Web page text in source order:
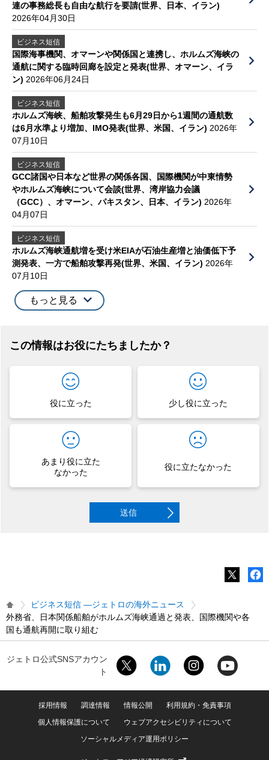
連の事務総長も自由な航行を要請(世界、日本、イラン)
2026年04月30日
ビジネス短信
国際海事機関、オマーンや関係国と連携し、ホルムズ海峡の
通航に関する臨時回廊を設定と発表(世界、オマーン、イラ
ン) 2026年06月24日
ビジネス短信
ホルムズ海峡、船舶攻撃発生も6月29日から1週間の通航数
は6月水準より増加、IMO発表(世界、米国、イラン) 2026年
07月10日
ビジネス短信
GCC諸国や日本など世界の関係各国、国際機関が中東情勢
やホルムズ海峡について会談(世界、湾岸協力会議
（GCC）、オマーン、パキスタン、日本、イラン) 2026年
04月07日
ビジネス短信
ホルムズ海峡通航増を受け米EIAが石油生産増と油価低下予
測発表、一方で船舶攻撃再発(世界、米国、イラン) 2026年
07月10日
もっと見る
この情報はお役にたちましたか？
役に立った 少し役に立った
あまり役に立た
なかった
役に立たなかった
送信
ビジネス短信 ―ジェトロの海外ニュース
外務省、日本関係船舶がホルムズ海峡通過と発表、国際機関や各
国も通航再開に取り組む
ジェトロ公式SNSアカウン
ト
採用情報 調達情報 情報公開
利用規約・免責事項
個人情報保護について
ウェブアクセシビリティについて
ソーシャルメディア運用ポリシー